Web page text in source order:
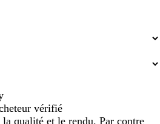
vérifié
qualité et le rendu. Par contre